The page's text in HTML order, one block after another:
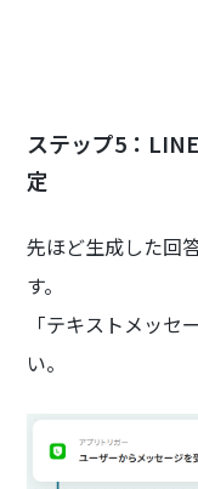
ステップ5：
定
先ほど生成した回
す。
「テキストメッセ
い。